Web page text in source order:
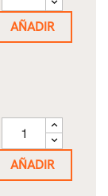
AÑADIR
AÑADIR